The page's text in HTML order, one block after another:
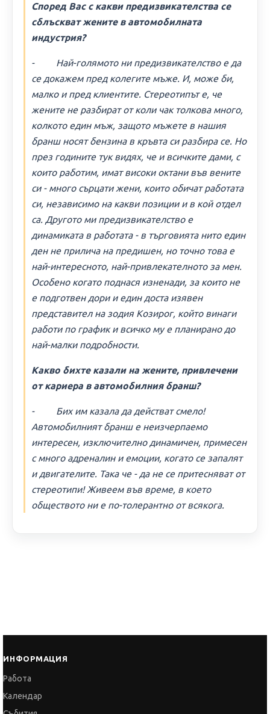
Според Вас с какви предизвикателства се
сблъскват жените в автомобилната
индустрия?
- Най-голямото ни предизвикателство е да
се докажем пред колегите мъже. И, може би,
малко и пред клиентите. Стереотипът е, че
жените не разбират от коли чак толкова много,
колкото един мъж, защото мъжете в нашия
бранш носят бензина в кръвта си разбира се. Но
през годините тук видях, че и всичките дами, с
които работим, имат високи октани във вените
си - много сърцати жени, които обичат работата
си, независимо на какви позиции и в кой отдел
са. Другото ми предизвикателство е
динамиката в работата - в търговията нито един
ден не прилича на предишен, но точно това е
най-интересното, най-привлекателното за мен.
Особено когато поднася изненади, за които не
е подготвен дори и един доста изявен
представител на зодия Козирог, който винаги
работи по график и всичко му е планирано до
най-малки подробности.
Какво бихте казали на жените, привлечени
от кариера в автомобилния бранш?
- Бих им казала да действат смело!
Автомобилният бранш е неизчерпаемо
интересен, изключително динамичен, примесен
с много адреналин и емоции, когато се запалят
и двигателите. Така че - да не се притесняват от
стереотипи! Живеем във време, в което
обществото ни е по-толерантно от всякога.
Събития
Бюлетин
Признание
Партньори